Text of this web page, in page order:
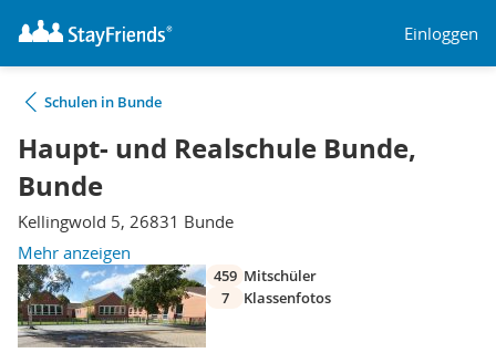
Einloggen
Schulen in Bunde
Haupt- und Realschule Bunde,
Bunde
Kellingwold 5, 26831 Bunde
Mehr anzeigen
459 Mitschüler
7
Klassenfotos